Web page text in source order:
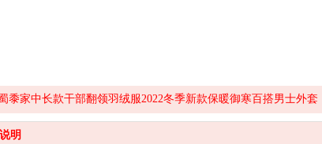
黍家中长款干部翻领羽绒服2022冬季新款保暖御寒百搭男士外套
明